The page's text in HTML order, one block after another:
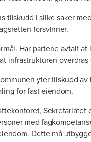
tilskudd i slike saker
forsvinner.
Har partene avtalt
infrastrukturen
yter tilskudd
for fast eiendom.
med
Dette må